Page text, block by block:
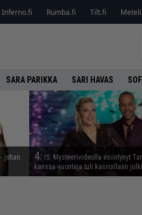
Inferno.fi Rumba.fi Tilt.fi
SARA PARIKKA SARI HAVAS
johan
4.
IS: Mysteerivideolla esiintynyt
kanssa -juontaja tuli kasvoillaan julki